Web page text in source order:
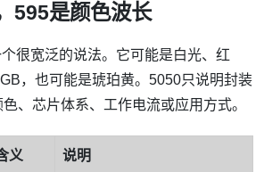
595是颜色波长
个很宽泛的说法。它可能是白光、红
，也可能是琥珀黄。5050只说明封装
、芯片体系、工作电流或应用方式。
义 说明